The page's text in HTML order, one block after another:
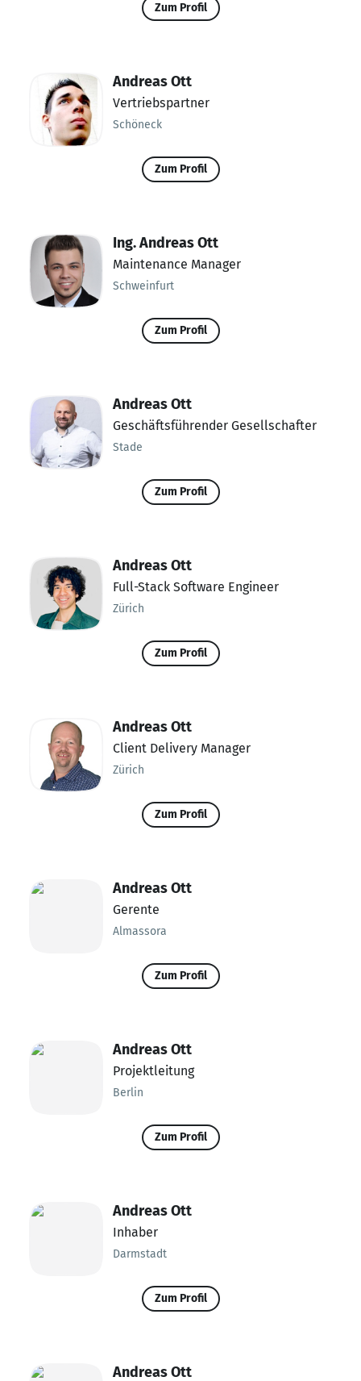
Zum Profil
Andreas Ott
Vertriebspartner
Schöneck
Zum Profil
Ing. Andreas Ott
Maintenance Manager
Schweinfurt
Zum Profil
Andreas Ott
Geschäftsführender Gesellschafter
Stade
Zum Profil
Andreas Ott
Full-Stack Software Engineer
Zürich
Zum Profil
Andreas Ott
Client Delivery Manager
Zürich
Zum Profil
Andreas Ott
Gerente
Almassora
Zum Profil
Andreas Ott
Projektleitung
Berlin
Zum Profil
Andreas Ott
Inhaber
Darmstadt
Zum Profil
Andreas Ott